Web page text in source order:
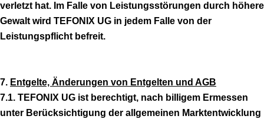
verletzt hat. Im Falle von Leistungsstörungen durch höhere
Gewalt wird TEFONIX UG in jedem Falle von der
Leistungspflicht befreit.
7. Entgelte, Änderungen von Entgelten und AGB
7.1. TEFONIX UG ist berechtigt, nach billigem Ermessen
unter Berücksichtigung der allgemeinen Marktentwicklung